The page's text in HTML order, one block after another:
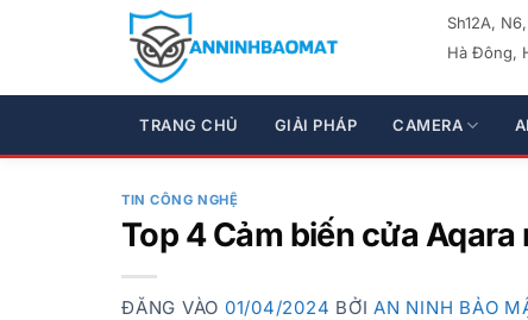
dung
Sh12A,
Hà Đông,
TRANG CHỦ GIẢI PHÁP CAMERA
TIN CÔNG NGHỆ
Top 4 Cảm biến cửa
ĐĂNG VÀO 01/04/2024 BỞI AN NINH BẢO